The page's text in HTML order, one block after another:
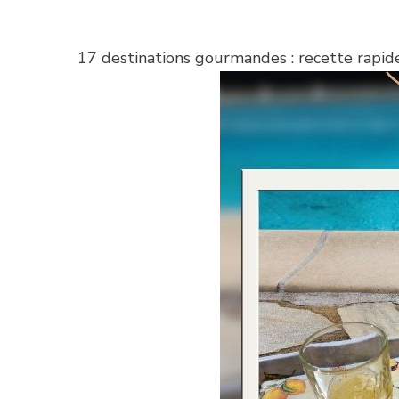
17 destinations gourmandes : recette